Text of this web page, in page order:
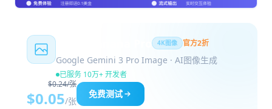
4K图像 官方2折
Google Gemini 3 Pro Image · AI图像生成
已服务 10万+ 开发者
$0.24/张
$0.05/张
免费测试